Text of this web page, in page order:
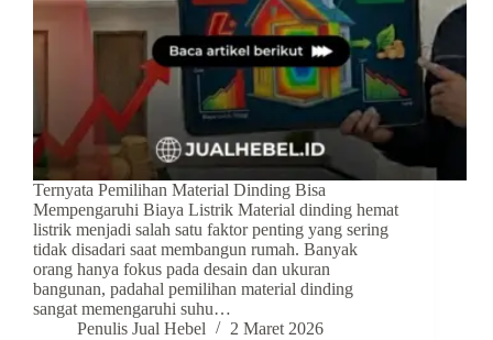
Ternyata Pemilihan Material Dinding Bisa
Mempengaruhi Biaya Listrik Material dinding hemat
listrik menjadi salah satu faktor penting yang sering
tidak disadari saat membangun rumah. Banyak
orang hanya fokus pada desain dan ukuran
bangunan, padahal pemilihan material dinding
sangat memengaruhi suhu…
Penulis Jual Hebel
2 Maret 2026